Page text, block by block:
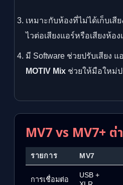
เหมาะกับห้องที่ไม่ได้เก็บเสี
ไวต่อเสียงแอร์หรือเสียงห้อ
มี Software ช่วยปรับเสียง แ
MOTIV Mix ช่วยให้มือใหม่ป
MV7 vs MV7+ ต่
รายการ MV7
การเชื่อมต่อ
USB +